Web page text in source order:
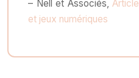
– Nell et Associés,
et jeux numériques